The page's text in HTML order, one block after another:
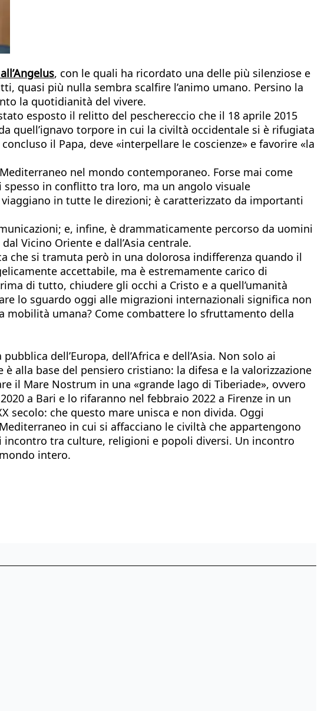
, con le quali ha ricordato una delle più silenziose e
quasi più nulla sembra scalfire l’animo umano. Persino la
la quotidianità del vivere.
esposto il relitto del peschereccio che il 18 aprile 2015
quell’ignavo torpore in cui la civiltà occidentale si è rifugiata
il Papa, deve «interpellare le coscienze» e favorire «la
nel mondo contemporaneo. Forse mai come
in conflitto tra loro, ma un angolo visuale
in tutte le direzioni; è caratterizzato da importanti
e, infine, è drammaticamente percorso da uomini
Vicino Oriente e dall’Asia centrale.
che si tramuta però in una dolorosa indifferenza quando il
accettabile, ma è estremamente carico di
di tutto, chiudere gli occhi a Cristo e a quell’umanità
lo sguardo oggi alle migrazioni internazionali significa non
umana? Come combattere lo sfruttamento della
dell’Europa, dell’Africa e dell’Asia. Non solo ai
alla base del pensiero cristiano: la difesa e la valorizzazione
il Mare Nostrum in una «grande lago di Tiberiade», ovvero
a Bari e lo rifaranno nel febbraio 2022 a Firenze in un
secolo: che questo mare unisca e non divida. Oggi
in cui si affacciano le civiltà che appartengono
tra culture, religioni e popoli diversi. Un incontro
intero.